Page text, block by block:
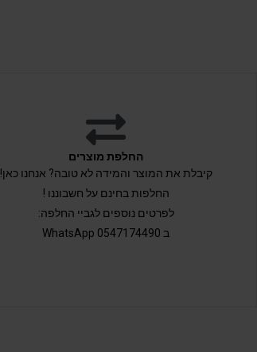
החלפת מוצרים
קיבלת את המוצר והמידה לא טובה? אנחנו כאן!
החלפות בחינם על חשבוננו !
לפרטים נוספים לגביי החלפה:
ב 0547174490 WhatsApp